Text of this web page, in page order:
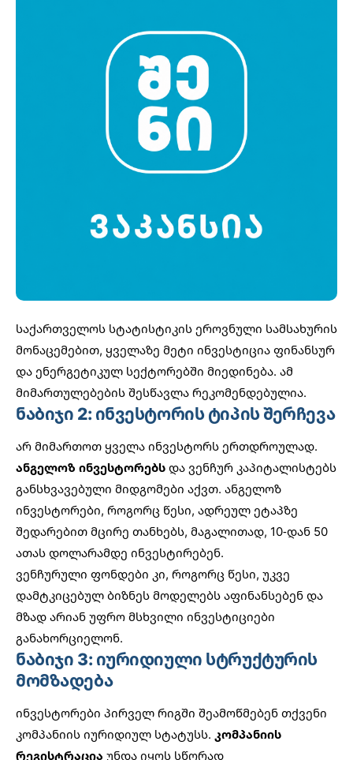
საქართველოს სტატისტიკის ეროვნული სამსახურის
მონაცემებით, ყველაზე მეტი ინვესტიცია ფინანსურ
და ენერგეტიკულ სექტორებში მიედინება. ამ
მიმართულებების შესწავლა რეკომენდებულია.
ნაბიჯი 2: ინვესტორის ტიპის შერჩევა
არ მიმართოთ ყველა ინვესტორს ერთდროულად.
ანგელოზ ინვესტორებს და ვენჩურ კაპიტალისტებს
განსხვავებული მიდგომები აქვთ. ანგელოზ
ინვესტორები, როგორც წესი, ადრეულ ეტაპზე
შედარებით მცირე თანხებს, მაგალითად, 10-დან 50
ათას დოლარამდე ინვესტირებენ.
ვენჩურული ფონდები კი, როგორც წესი, უკვე
დამტკიცებულ ბიზნეს მოდელებს აფინანსებენ და
მზად არიან უფრო მსხვილი ინვესტიციები
განახორციელონ.
ნაბიჯი 3: იურიდიული სტრუქტურის
მომზადება
ინვესტორები პირველ რიგში შეამოწმებენ თქვენი
კომპანიის იურიდიულ სტატუსს. კომპანიის
რეგისტრაცია უნდა იყოს სწორად